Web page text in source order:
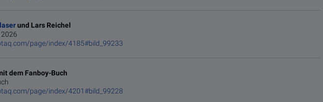
und Lars Reichel
2026
page/index/4185#bild_99233
dem Fanboy-Buch
page/index/4201#bild_99228